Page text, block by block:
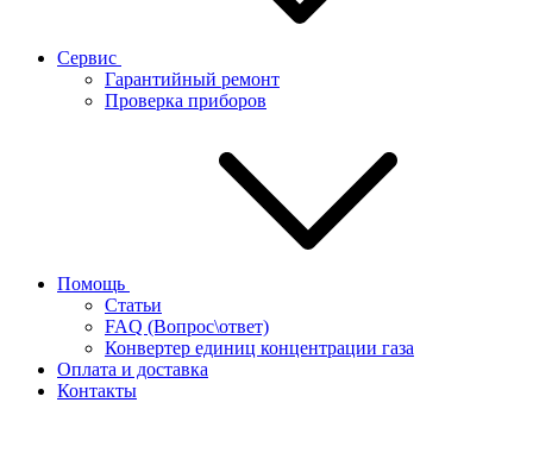
Сервис
Гарантийный ремонт
Проверка приборов
Помощь
Статьи
FAQ (Вопрос\ответ)
Конвертер единиц концентрации газа
Оплата и доставка
Контакты